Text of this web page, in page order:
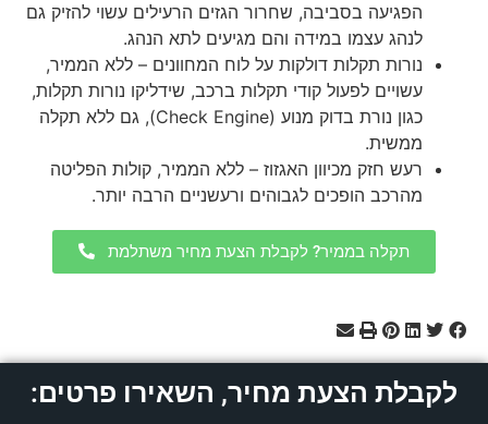
הפגיעה בסביבה, שחרור הגזים הרעילים עשוי להזיק גם
לנהג עצמו במידה והם מגיעים לתא הנהג.
נורות תקלות דולקות על לוח המחוונים – ללא הממיר,
עשויים לפעול קודי תקלות ברכב, שידליקו נורות תקלות,
כגון נורת בדוק מנוע (Check Engine), גם ללא תקלה
ממשית.
רעש חזק מכיוון האגזוז – ללא הממיר, קולות הפליטה
מהרכב הופכים לגבוהים ורעשניים הרבה יותר.
תקלה בממיר? לקבלת הצעת מחיר משתלמת
לקבלת הצעת מחיר, השאירו פרטים: